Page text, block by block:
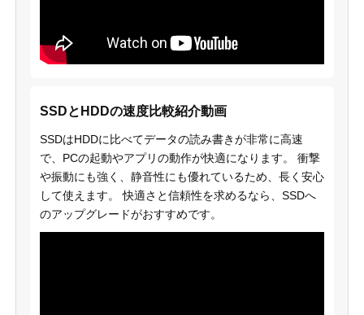
SSDとHDDの速度比較紹介動画
SSDはHDDに比べてデータの読み書きが非常に高速
で、PCの起動やアプリの動作が快適になります。 衝撃
や振動にも強く、静音性にも優れているため、長く安心
して使えます。 快適さと信頼性を求めるなら、SSDへ
のアップグレードがおすすめです。